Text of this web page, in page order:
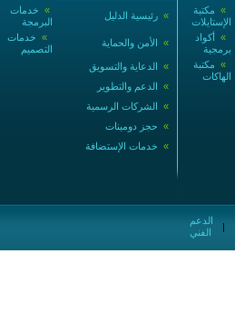
» خدمات
البرمجة
» رئيسية الدليل
» خدمات
التصميم
» الأمن والحماية
» الدعاية والتسويق
» الدعم والتطوير
» الشركات الرسمية
» حجز دومينات
» خدمات الإستضافة
» مكتبة
الإستايلات
» أكواد
برمجية
» مكتبة
الهاكات
الفني
|